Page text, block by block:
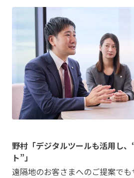
野村「デジタルツールも活用し
ト”」
遠隔地のお客さまへのご提案で